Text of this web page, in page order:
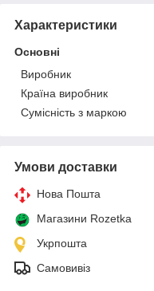
Характеристики
Основні
Виробник
Країна виробник
Сумісність з маркою
Умови доставки
Нова Пошта
Магазини Rozetka
Укрпошта
Самовивіз